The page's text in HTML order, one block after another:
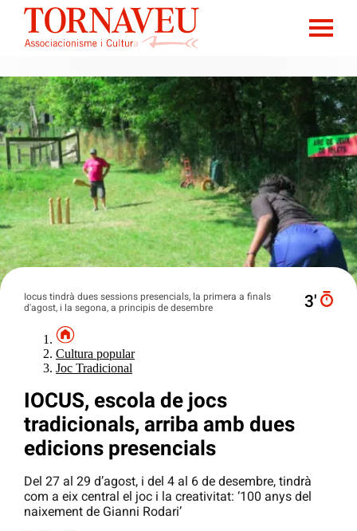
Iocus tindrà dues sessions presencials, la primera a finals
d'agost, i la segona, a principis de desembre
3′
Cultura popular
Joc Tradicional
IOCUS, escola de jocs
tradicionals, arriba amb dues
edicions presencials
Del 27 al 29 d’agost, i del 4 al 6 de desembre, tindrà
com a eix central el joc i la creativitat: ‘100 anys del
naixement de Gianni Rodari’